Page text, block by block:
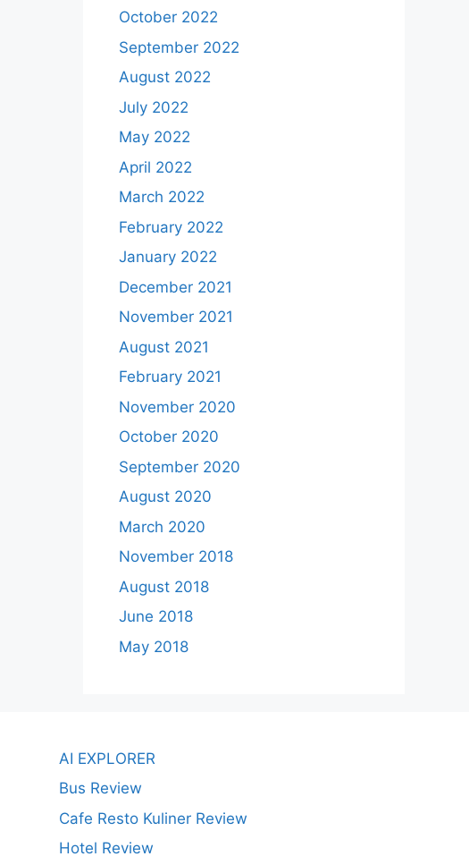
October 2022
September 2022
August 2022
July 2022
May 2022
April 2022
March 2022
February 2022
January 2022
December 2021
November 2021
August 2021
February 2021
November 2020
October 2020
September 2020
August 2020
March 2020
November 2018
August 2018
June 2018
May 2018
AI EXPLORER
Bus Review
Cafe Resto Kuliner Review
Hotel Review